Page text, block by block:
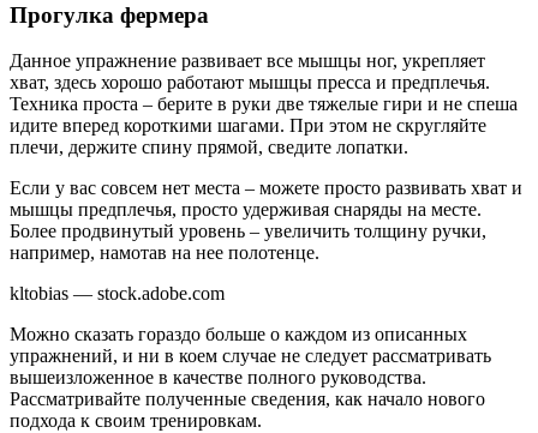
Прогулка фермера
Данное упражнение развивает все мышцы ног, укрепляет
хват, здесь хорошо работают мышцы пресса и предплечья.
Техника проста – берите в руки две тяжелые гири и не спеша
идите вперед короткими шагами. При этом не скругляйте
плечи, держите спину прямой, сведите лопатки.
Если у вас совсем нет места – можете просто развивать хват и
мышцы предплечья, просто удерживая снаряды на месте.
Более продвинутый уровень – увеличить толщину ручки,
например, намотав на нее полотенце.
kltobias — stock.adobe.com
Можно сказать гораздо больше о каждом из описанных
упражнений, и ни в коем случае не следует рассматривать
вышеизложенное в качестве полного руководства.
Рассматривайте полученные сведения, как начало нового
подхода к своим тренировкам.